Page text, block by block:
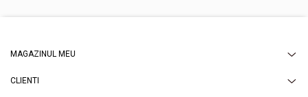
MAGAZINUL MEU
CLIENTI